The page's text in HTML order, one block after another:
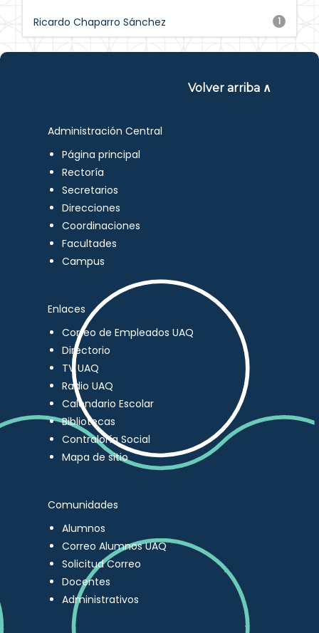
1
Ricardo Chaparro Sánchez
Volver arriba ∧
Administración Central
Página principal
Rectoría
Secretarios
Direcciones
Coordinaciones
Facultades
Campus
Enlaces
Correo de Empleados UAQ
Directorio
TV UAQ
Radio UAQ
Calendario Escolar
Bibliotecas
Contraloría Social
Mapa de sitio
Comunidades
Alumnos
Correo Alumnos UAQ
Solicitud Correo
Docentes
Administrativos